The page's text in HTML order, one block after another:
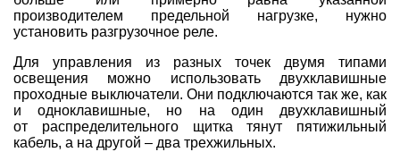
производителем предельной нагрузке, нужно
установить разгрузочное реле.
Для управления из разных точек двумя типами
освещения можно использовать двухклавишные
проходные выключатели. Они подключаются так же, как
и одноклавишные, но на один двухклавишный
от распределительного щитка тянут пятижильный
кабель, а на другой – два трехжильных.